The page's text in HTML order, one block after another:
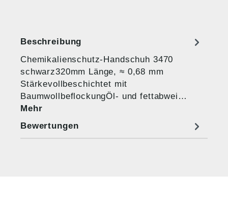
Beschreibung
Chemikalienschutz-Handschuh 3470
schwarz320mm Länge, ≈ 0,68 mm
Stärkevollbeschichtet mit
BaumwollbeflockungÖl- und fettabwei…
Mehr
Bewertungen